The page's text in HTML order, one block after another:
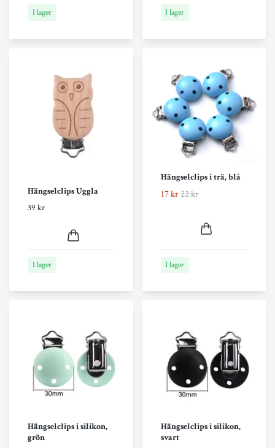
I lager I lager
Hängselclips Uggla
39 kr
I lager
Hängselclips i trä, blå
17 kr22 kr
I lager
Hängselclips i silikon,
grön
Hängselclips i silikon,
svart